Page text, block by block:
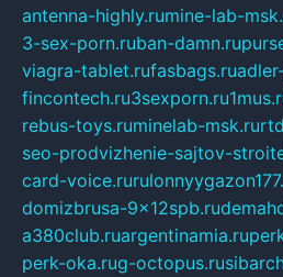
antenna-highly.rumine-lab-
3-sex-porn.ruban-damn.ru
viagra-tablet.rufasbags.ru
fincontech.ru3sexporn.ru
rebus-toys.ruminelab-msk.ru
seo-prodvizhenie-sajtov-
card-voice.ru
domizbrusa-9x12spb.ru
a380club.ruargentinamia.ru
perk-oka.rug-octopus.ru